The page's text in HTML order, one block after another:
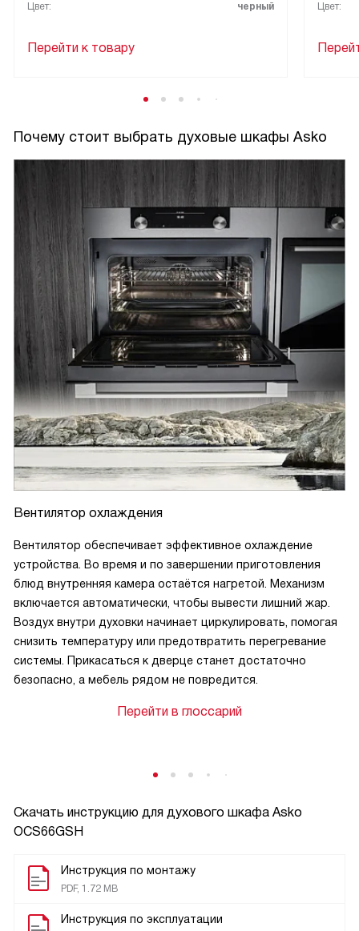
Скачать инструкцию для духового шкафа Asko
OCS66GSH
Инструкция по монтажу
PDF, 1.72 MB
Инструкция по эксплуатации
Цвет:
черный
Перейти к товару
Цвет:
Почему стоит выбрать духовые шкафы Asko
Вентилятор охлаждения
Вентилятор обеспечивает эффективное охлаждение
устройства. Во время и по завершении приготовления
блюд внутренняя камера остаётся нагретой. Механизм
включается автоматически, чтобы вывести лишний жар.
Воздух внутри духовки начинает циркулировать, помогая
снизить температуру или предотвратить перегревание
системы. Прикасаться к дверце станет достаточно
безопасно, а мебель рядом не повредится.
Перейти в глоссарий